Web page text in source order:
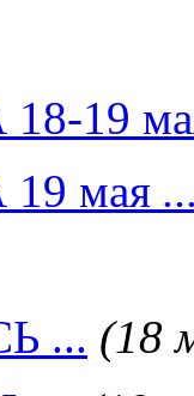
19
мая
... (18